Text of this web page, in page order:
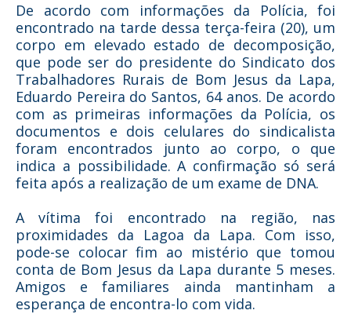
De acordo com informações da Polícia, foi
encontrado na tarde dessa terça-feira (20), um
corpo em elevado estado de decomposição,
que pode ser do presidente do Sindicato dos
Trabalhadores Rurais de Bom Jesus da Lapa,
Eduardo Pereira do Santos, 64 anos. De acordo
com as primeiras informações da Polícia, os
documentos e dois celulares do sindicalista
foram encontrados junto ao corpo, o que
indica a possibilidade. A confirmação só será
feita após a realização de um exame de DNA.
A vítima foi encontrado na região, nas
proximidades da Lagoa da Lapa. Com isso,
pode-se colocar fim ao mistério que tomou
conta de Bom Jesus da Lapa durante 5 meses.
Amigos e familiares ainda mantinham a
esperança de encontra-lo com vida.